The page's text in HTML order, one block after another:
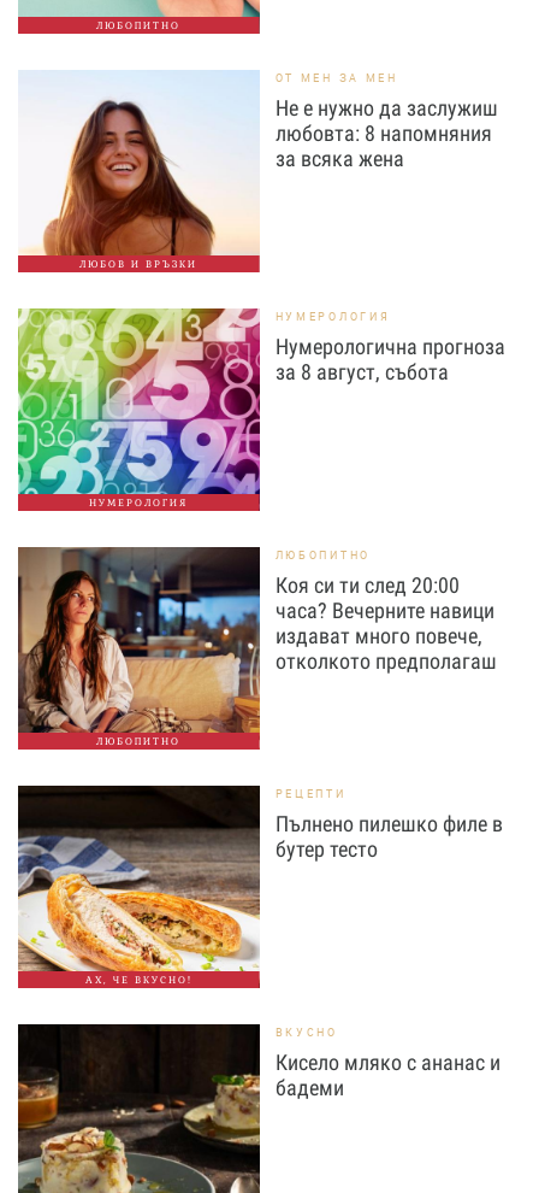
ЛЮБОПИТНО
ЛЮБОВ И ВРЪЗКИ
ОТ МЕН ЗА МЕН
Не е нужно да заслужиш
любовта: 8 напомняния
за всяка жена
НУМЕРОЛОГИЯ
НУМЕРОЛОГИЯ
Нумерологична прогноза
за 8 август, събота
ЛЮБОПИТНО
ЛЮБОПИТНО
Коя си ти след 20:00
часа? Вечерните навици
издават много повече,
отколкото предполагаш
АХ, ЧЕ ВКУСНО!
РЕЦЕПТИ
Пълнено пилешко филе в
бутер тесто
ВКУСНО
Кисело мляко с ананас и
бадеми